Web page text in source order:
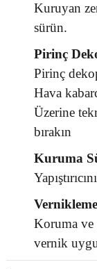
Kuruyan
sürün.
Pirinç
Pirinç
Hava
Üzerine
bırakın
Kuruma
Koruma ve
vernik